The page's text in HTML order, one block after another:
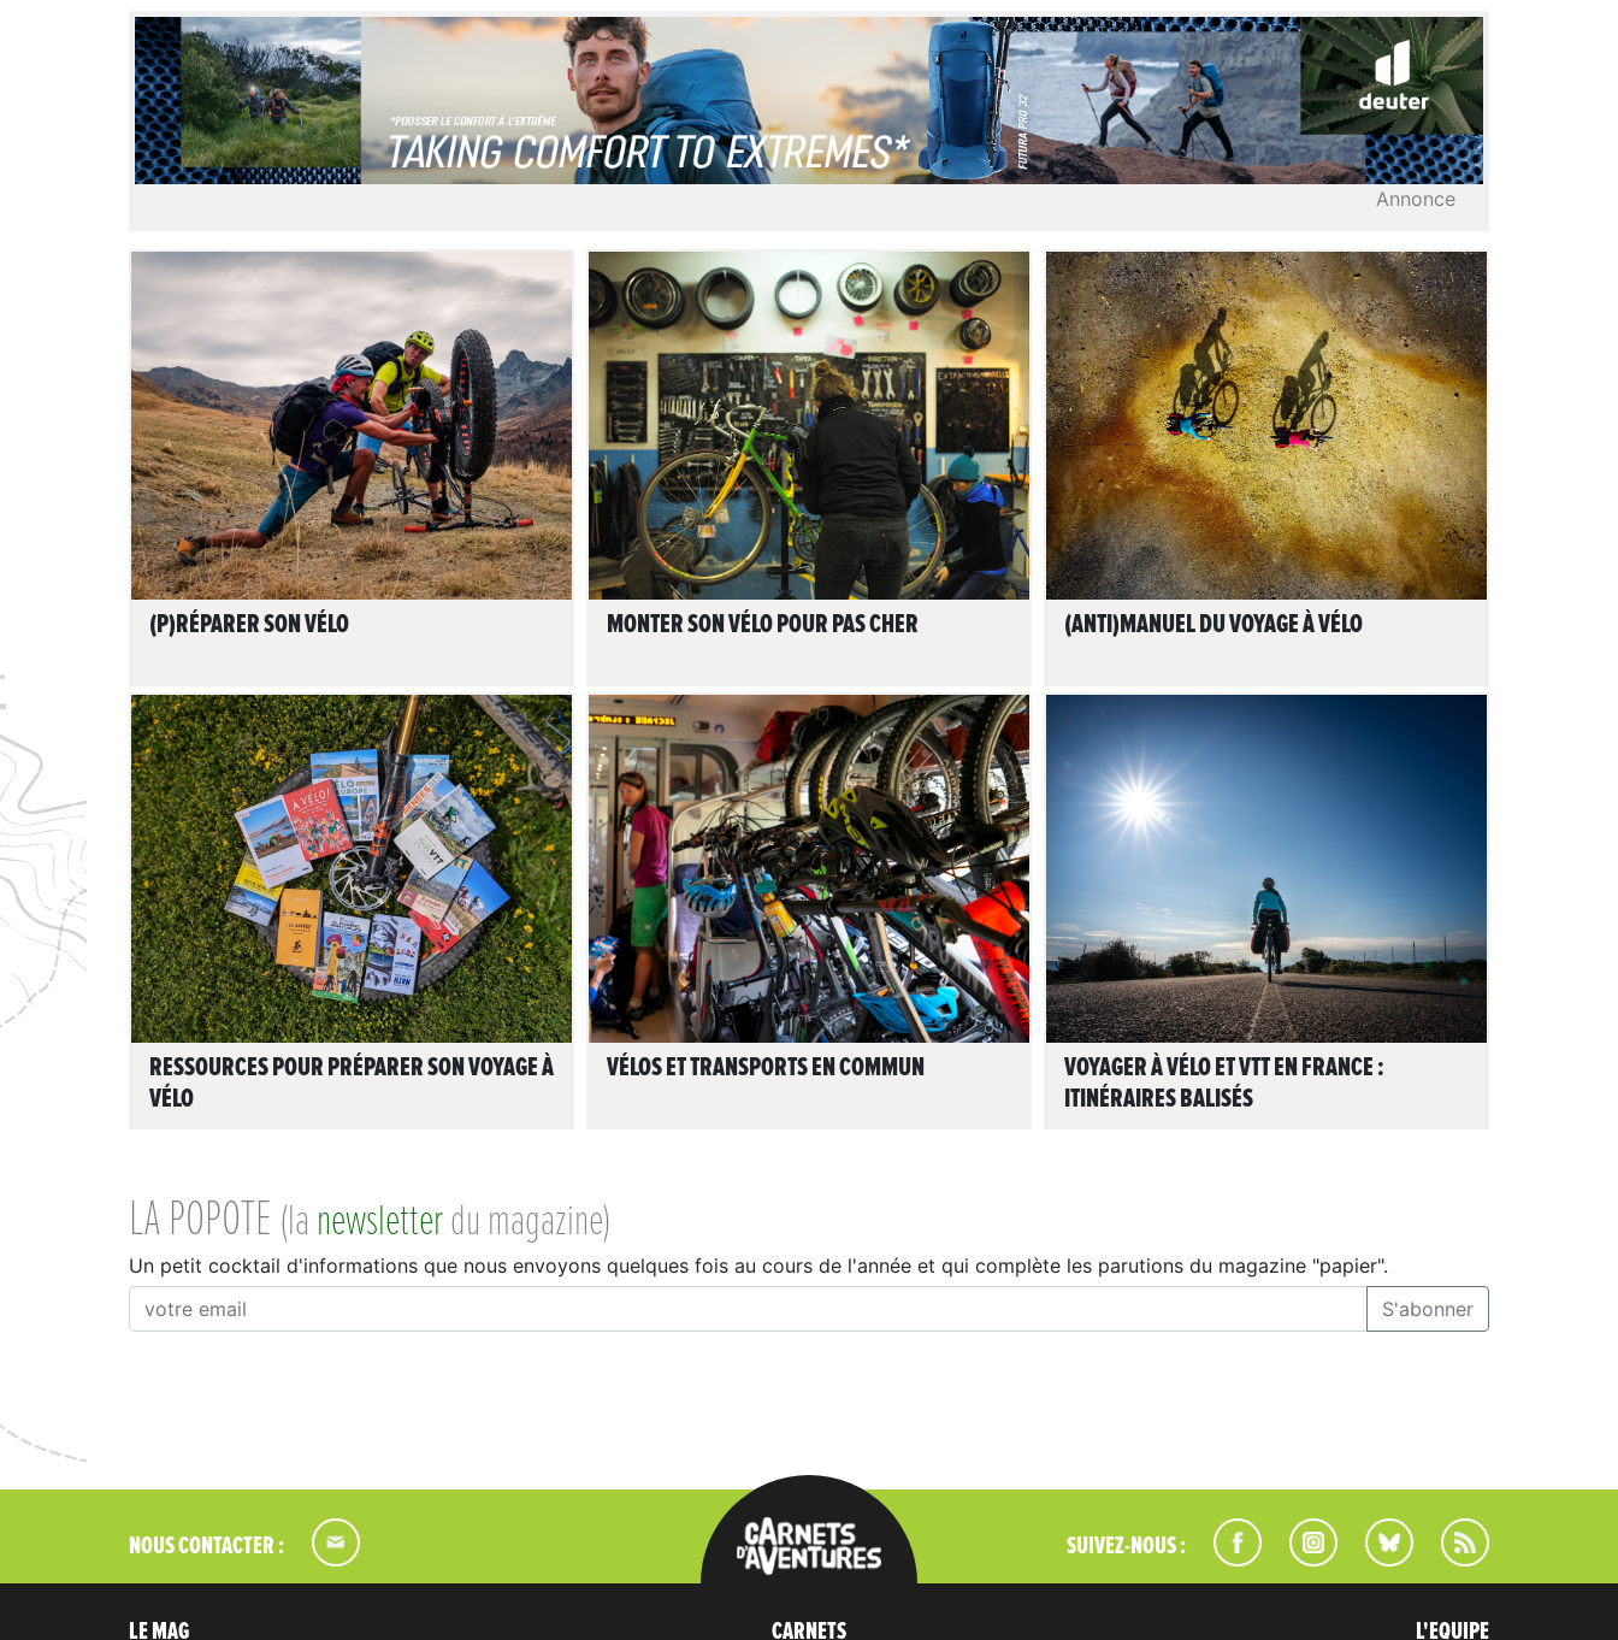
Annonce
LIRE L'ARTICLE
(P)RÉPARER SON VÉLO
LIRE L'ARTICLE
MONTER SON VÉLO POUR PAS CHER
LIRE L'ARTICLE
(ANTI)MANUEL DU VOYAGE À VÉLO
LIRE L'ARTICLE
RESSOURCES POUR PRÉPARER SON VOYAGE À
VÉLO
LIRE L'ARTICLE
VÉLOS ET TRANSPORTS EN COMMUN
VOYAGER À VÉLO ET VTT EN FRANCE :
ITINÉRAIRES BALISÉS
LA POPOTE (la newsletterdu magazine)
Un petit cocktail d'informations que nous envoyons quelques fois au cours de l'année et qui complète les parutions du magazine "papier".
S'abonner
NOUS CONTACTER : SUIVEZ-NOUS :
LE MAG CARNETS L'EQUIPE